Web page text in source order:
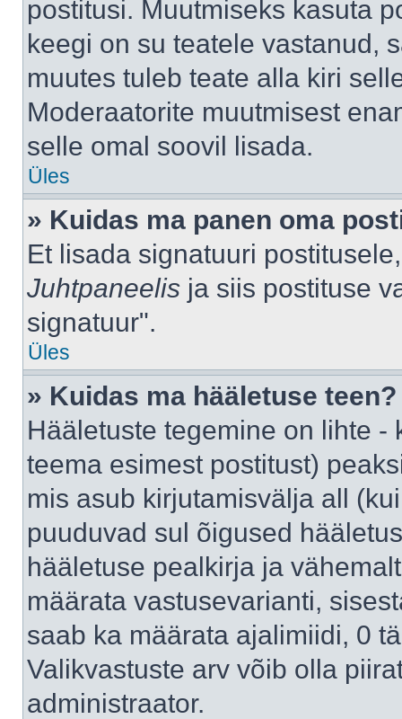
postitusi. Muutmiseks kasuta
keegi on su teatele vastanud,
muutes tuleb teate alla kiri
Moderaatorite muutmisest
selle omal soovil lisada.
Üles
» Kuidas ma panen oma
Et lisada signatuuri
Juhtpaneelis ja siis postituse
signatuur".
Üles
» Kuidas ma hääletuse teen?
Hääletuste tegemine on lihte
teema esimest postitust)
mis asub kirjutamisvälja all
puuduvad sul õigused
hääletuse pealkirja ja
määrata vastusevarianti,
saab ka määrata ajalimiidi, 0
Valikvastuste arv võib olla
administraator.